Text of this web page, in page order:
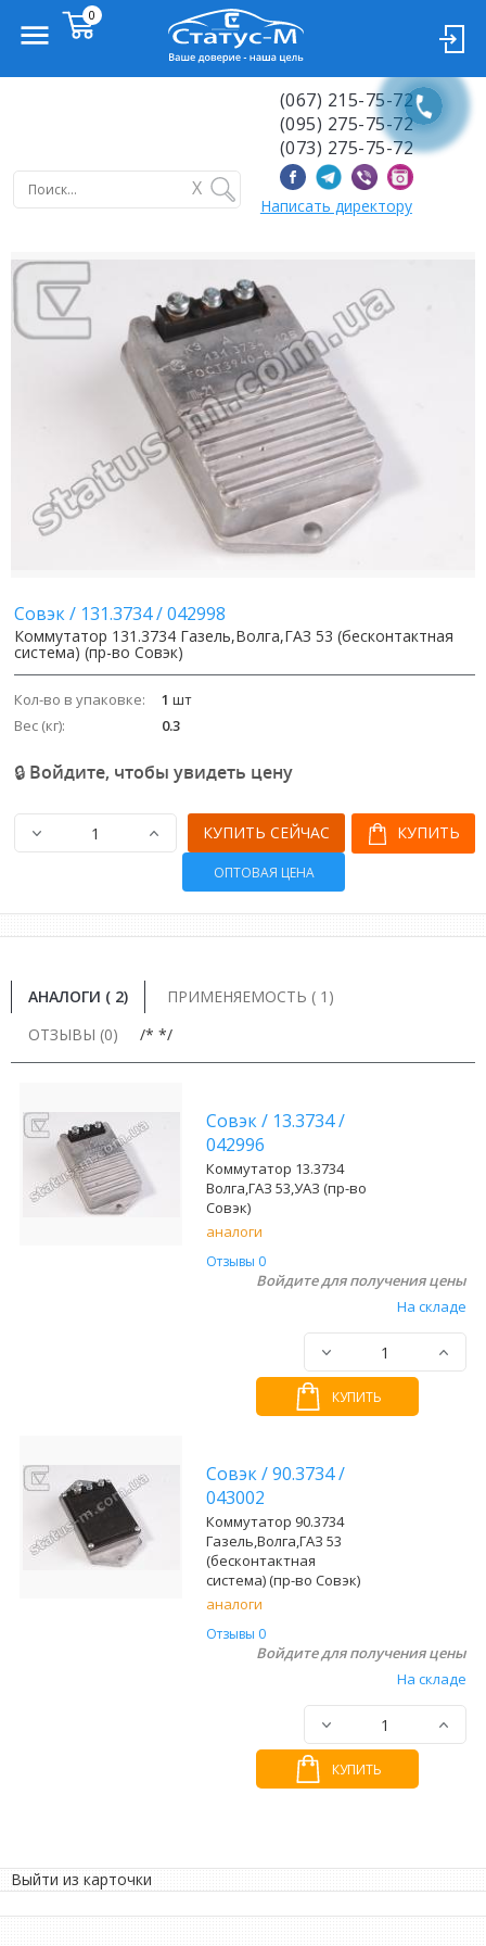
X
(067) 215-75-72
(095) 275-75-72
(073) 275-75-72
Написать директору
Совэк/ 131.3734/042998
Коммутатор 131.3734 Газель,Волга,ГАЗ 53 (бесконтактная
система) (пр-во Совэк)
Кол-во в упаковке: 1 шт
Вес (кг):
0.3
🔒 Войдите, чтобы увидеть цену
КУПИТЬ
КУПИТЬ СЕЙЧАС
ОПТОВАЯ ЦЕНА
АНАЛОГИ ( 2)
ПРИМЕНЯЕМОСТЬ ( 1)
ОТЗЫВЫ (0)
/* */
Совэк/ 13.3734/
042996
Коммутатор 13.3734
Волга,ГАЗ 53,УАЗ (пр-во
Совэк)
аналоги
Отзывы 0
Войдите для получения цены
На складе
КУПИТЬ
Совэк/90.3734/
043002
Коммутатор 90.3734
Газель,Волга,ГАЗ 53
(бесконтактная
система) (пр-во Совэк)
аналоги
Отзывы 0
Войдите для получения цены
На складе
КУПИТЬ
Выйти из карточки